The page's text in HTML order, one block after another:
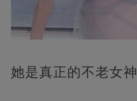
她是真正的不老女神